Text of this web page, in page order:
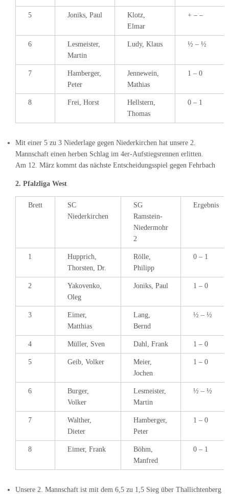
5 Joniks, Paul
Klotz,
Elmar
+ – –
6
Lesmeister,
Martin
Ludy, Klaus ½ – ½
7
Hamberger,
Peter
Jennewein,
Mathias
1 – 0
8 Frei, Horst
Hellstern,
Thomas
0 – 1
Mit einer 5 zu 3 Niederlage gegen Niederkirchen hat unsere 2.
Mannschaft einen herben Schlag im 4er-Aufstiegsrennen erlitten.
Am 12. März kommt das nächste Entscheidungsspiel gegen Fehrbach
2. Pfalzliga West
Brett
SC
Niederkirchen
SG
Ramstein-
Niedermohr
2
Ergebnis
1
Hupprich,
Thorsten, Dr.
Rölle,
Philipp
0 – 1
2
Yakovenko,
Oleg
Joniks, Paul 1 – 0
3
Eimer,
Matthias
Lang,
Bernd
½ – ½
4 Müller, Sven Dahl, Frank 1 – 0
5 Geib, Volker
Meier,
Jochen
1 – 0
6
Burger,
Volker
Lesmeister,
Martin
½ – ½
7
Walther,
Dieter
Hamberger,
Peter
1 – 0
8 Eimer, Frank
Böhm,
Manfred
0 – 1
Unsere 2. Mannschaft ist mit dem 6,5 zu 1,5 Sieg über Thallichtenberg